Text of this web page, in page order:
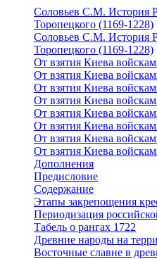
Соловьев С.М. История
Торопецкого (1169-1228)
Соловьев С.М. История
Торопецкого (1169-1228)
От взятия Киева
От взятия Киева
От взятия Киева
От взятия Киева
От взятия Киева
От взятия Киева
От взятия Киева
От взятия Киева
Дополнения
Предисловие
Содержание
Этапы закрепощения
Периодизация
Табель о рангах 1722
Древние народы на
Восточные славне в